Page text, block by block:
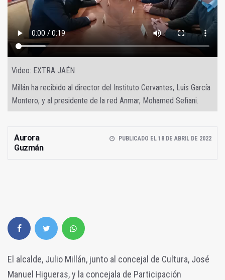
Video: EXTRA JAÉN
Millán ha recibido al director del Instituto Cervantes, Luis García
Montero, y al presidente de la red Anmar, Mohamed Sefiani.
Aurora
Guzmán
PUBLICADO EL 18 DE ABRIL DE 2022
El alcalde, Julio Millán, junto al concejal de Cultura, José
Manuel Higueras, y la concejala de Participación